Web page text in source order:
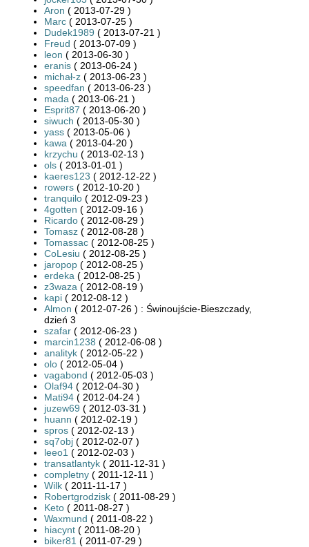
Aron ( 2013-07-29 )
Marc ( 2013-07-25 )
Dudek1989 ( 2013-07-21 )
Freud ( 2013-07-09 )
leon ( 2013-06-30 )
eranis ( 2013-06-24 )
michał-z ( 2013-06-23 )
speedfan ( 2013-06-23 )
mada ( 2013-06-21 )
Esprit87 ( 2013-06-20 )
siwuch ( 2013-05-30 )
yass ( 2013-05-06 )
kawa ( 2013-04-20 )
krzychu ( 2013-02-13 )
ols ( 2013-01-01 )
kaeres123 ( 2012-12-22 )
rowers ( 2012-10-20 )
tranquilo ( 2012-09-23 )
4gotten ( 2012-09-16 )
Ricardo ( 2012-08-29 )
Tomasz ( 2012-08-28 )
Tomassac ( 2012-08-25 )
CoLesiu ( 2012-08-25 )
jaropop ( 2012-08-25 )
erdeka ( 2012-08-25 )
z3waza ( 2012-08-19 )
kapi ( 2012-08-12 )
Almon ( 2012-07-26 ) : Świnoujście-Bieszczady,
dzień 3
szafar ( 2012-06-23 )
marcin1238 ( 2012-06-08 )
analityk ( 2012-05-22 )
olo ( 2012-05-04 )
vagabond ( 2012-05-03 )
Olaf94 ( 2012-04-30 )
Mati94 ( 2012-04-24 )
juzew69 ( 2012-03-31 )
huann ( 2012-02-19 )
spros ( 2012-02-13 )
sq7obj ( 2012-02-07 )
leeo1 ( 2012-02-03 )
transatlantyk ( 2011-12-31 )
completny ( 2011-12-11 )
Wilk ( 2011-11-17 )
Robertgrodzisk ( 2011-08-29 )
Keto ( 2011-08-27 )
Waxmund ( 2011-08-22 )
hiacynt ( 2011-08-20 )
biker81 ( 2011-07-29 )